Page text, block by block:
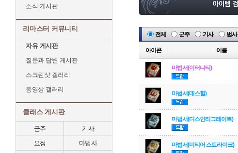
소식 게시판
리마스터 커뮤니티
자유 게시판
질문과 답변 게시판
스크린샷 갤러리
동영상 갤러리
클래스 게시판
군주
기사
요정
마법사
전체 군주 기사 법사
아이콘 이름
마법서(이터니티)
마법서(데스힐)
마법서(디스인티그레이트)
마법서(미티어 스트라이크)